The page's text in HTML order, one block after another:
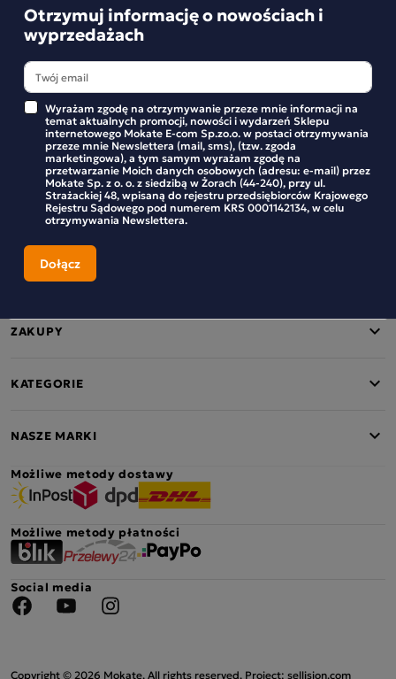
temat aktualnych promocji, nowości i wydarzeń Sklepu
internetowego Mokate E-com Sp.zo.o. w postaci otrzymywania
przeze mnie Newslettera (mail, sms), (tzw. zgoda marketingowa), a
tym samym wyrażam zgodę na przetwarzanie Moich danych
osobowych (adresu: e-mail) przez Mokate Sp. z o. o. z siedzibą w
Żorach (44-240), przy ul. Strażackiej 48, wpisaną do rejestru
przedsiębiorców Krajowego Rejestru Sądowego pod numerem KRS
0001142134, w celu otrzymywania Newslettera.
INFORMACJA O SKLEPIE
MOKATE
ZAKUPY
KATEGORIE
NASZE MARKI
Otrzymuj informację o nowościach i
wyprzedażach
Wyrażam zgodę na otrzymywanie przeze mnie informacji na
temat aktualnych promocji, nowości i wydarzeń Sklepu
internetowego Mokate E-com Sp.zo.o. w postaci otrzymywania
przeze mnie Newslettera (mail, sms), (tzw. zgoda
marketingowa), a tym samym wyrażam zgodę na
przetwarzanie Moich danych osobowych (adresu: e-mail) przez
Mokate Sp. z o. o. z siedzibą w Żorach (44-240), przy ul.
Strażackiej 48, wpisaną do rejestru przedsiębiorców Krajowego
Rejestru Sądowego pod numerem KRS 0001142134, w celu
otrzymywania Newslettera.
Możliwe metody dostawy
Możliwe metody płatności
Social media
Copyright © 2026 Mokate. All rights reserved. Project: sellision.com